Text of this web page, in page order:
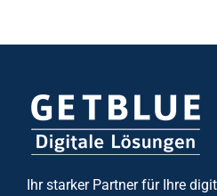
Ihr starker Partner für Ihre